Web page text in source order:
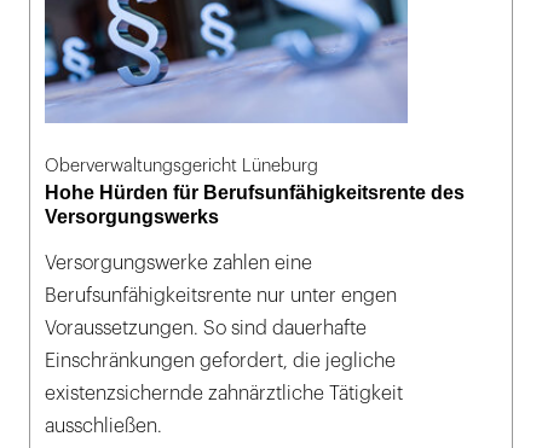
Oberverwaltungsgericht Lüneburg
Hohe Hürden für Berufsunfähigkeitsrente des
Versorgungswerks
Versorgungswerke zahlen eine
Berufsunfähigkeitsrente nur unter engen
Voraussetzungen. So sind dauerhafte
Einschränkungen gefordert, die jegliche
existenzsichernde zahnärztliche Tätigkeit
ausschließen.